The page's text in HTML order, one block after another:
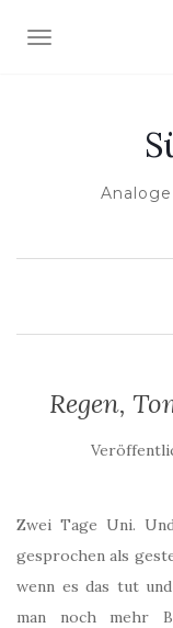
NAVIGATION
Regen,
Zwei Tage Uni.
gesprochen als
wenn es das tut
man noch mehr